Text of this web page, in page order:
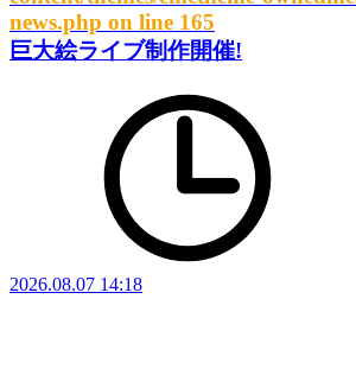
news.php on line 165
巨大絵ライブ制作開催!
2026.08.07 14:18